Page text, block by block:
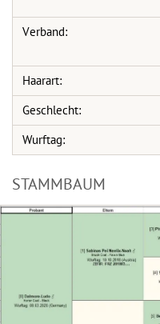
Verband:
Haarart:
Geschlecht:
Wurftag:
STAMMBAUM